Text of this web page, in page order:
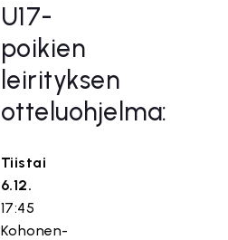
U17-
poikien
leirityksen
otteluohjelma:
Tiistai
6.12.
17:45
Kohonen-